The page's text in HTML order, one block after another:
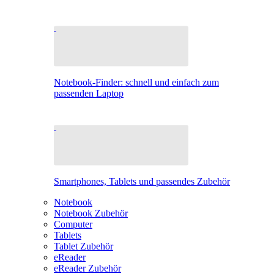
Notebook-Finder: schnell und einfach zum
passenden Laptop
Smartphones, Tablets und passendes Zubehör
Notebook
Notebook Zubehör
Computer
Tablets
Tablet Zubehör
eReader
eReader Zubehör